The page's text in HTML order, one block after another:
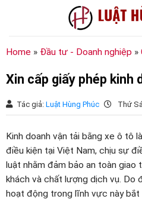
dung
Home » Đầu tư - Doanh nghiệp »
Xin cấp giấy phép kinh
Tác giả: Luật Hùng Phúc Thứ
Kinh doanh vận tải bằng xe ô tô
điều kiện tại Việt Nam, chịu sự
luật nhằm đảm bảo an toàn giao
khách và chất lượng dịch vụ. Do
hoạt động trong lĩnh vực này